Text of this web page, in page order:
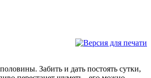
Забить и дать постоять сутки,